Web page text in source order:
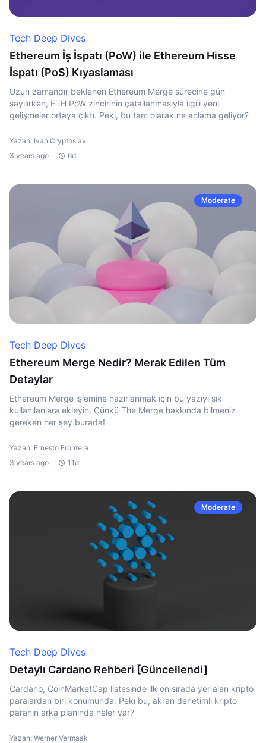
Tech Deep Dives
Ethereum İş İspatı (PoW) ile Ethereum Hisse
İspatı (PoS) Kıyaslaması
Uzun zamandır beklenen Ethereum Merge sürecine gün
sayılırken, ETH PoW zincirinin çatallanmasıyla ilgili yeni
gelişmeler ortaya çıktı. Peki, bu tam olarak ne anlama geliyor?
Yazan: Ivan Cryptoslav
3 years ago
6d"
Moderate
Tech Deep Dives
Ethereum Merge Nedir? Merak Edilen Tüm
Detaylar
Ethereum Merge işlemine hazırlanmak için bu yazıyı sık
kullanılanlara ekleyin. Çünkü The Merge hakkında bilmeniz
gereken her şey burada!
Yazan: Ernesto Frontera
3 years ago
11d"
Moderate
Tech Deep Dives
Detaylı Cardano Rehberi [Güncellendi]
Cardano, CoinMarketCap listesinde ilk on sırada yer alan kripto
paralardan biri konumunda. Peki bu, akran denetimli kripto
paranın arka planında neler var?
Yazan: Werner Vermaak